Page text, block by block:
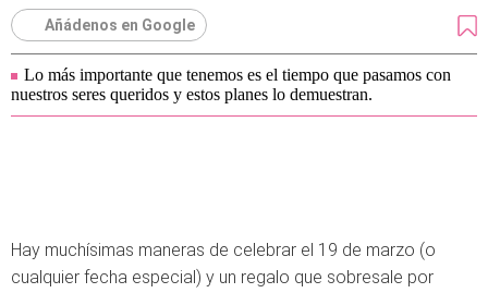
Añádenos en Google
Lo más importante que tenemos es el tiempo que pasamos con
nuestros seres queridos y estos planes lo demuestran.
Hay muchísimas maneras de celebrar el 19 de marzo (o
cualquier fecha especial) y un regalo que sobresale por